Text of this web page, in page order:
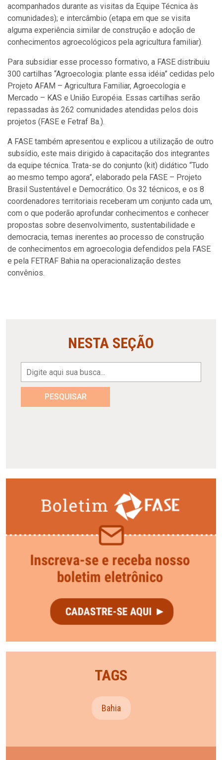
acompanhados durante as visitas da Equipe Técnica às
comunidades); e intercâmbio (etapa em que se visita
alguma experiência similar de construção e adoção de
conhecimentos agroecológicos pela agricultura familiar).
Para subsidiar esse processo formativo, a FASE distribuiu
300 cartilhas “Agroecologia: plante essa idéia” cedidas pelo
Projeto AFAM – Agricultura Familiar, Agroecologia e
Mercado – KAS e União Européia. Essas cartilhas serão
repassadas às 262 comunidades atendidas pelos dois
projetos (FASE e Fetraf Ba.).
A FASE também apresentou e explicou a utilização de outro
subsídio, este mais dirigido à capacitação dos integrantes
da equipe técnica. Trata-se do conjunto (kit) didático “Tudo
ao mesmo tempo agora”, elaborado pela FASE – Projeto
Brasil Sustentável e Democrático. Os 32 técnicos, e os 8
coordenadores territoriais receberam um conjunto cada um,
com o que poderão aprofundar conhecimentos e conhecer
propostas sobre desenvolvimento, sustentabilidade e
democracia, temas inerentes ao processo de construção
de conhecimentos em agroecologia defendidos pela FASE
e pela FETRAF Bahia na operacionalização destes
convênios.
NESTA SEÇÃO
PESQUISAR
TAGS
Bahia